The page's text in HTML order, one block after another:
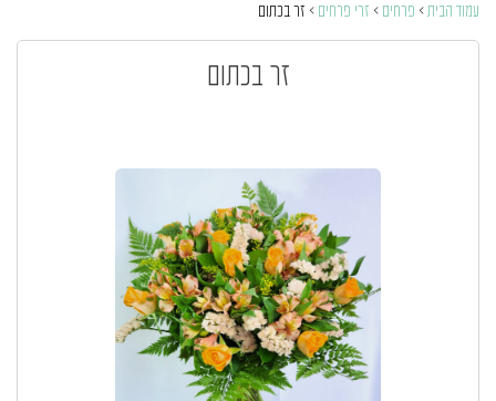
עמוד הבית > פרחים > זרי פרחים > זר בכתום
זר בכתום